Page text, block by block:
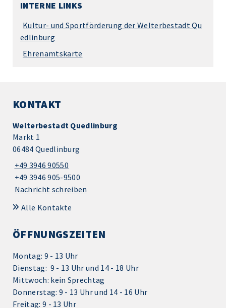
INTERNE LINKS
Kultur- und Sportförderung der Welterbestadt Qu
edlinburg
Ehrenamtskarte
KONTAKT
Welterbestadt Quedlinburg
Markt 1
06484 Quedlinburg
+49 3946 90550
+49 3946 905-9500
Nachricht schreiben
Alle Kontakte
ÖFFNUNGSZEITEN
Montag: 9 - 13 Uhr
Dienstag: 9 - 13 Uhr und 14 - 18 Uhr
Mittwoch: kein Sprechtag
Donnerstag: 9 - 13 Uhr und 14 - 16 Uhr
Freitag: 9 - 13 Uhr